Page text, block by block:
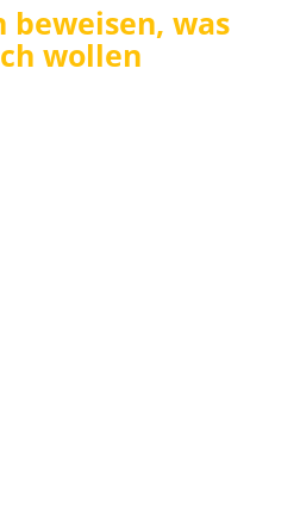
beweisen, was
wollen